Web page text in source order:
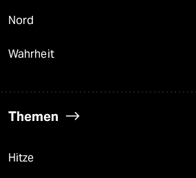
Nord
Wahrheit
Themen
Hitze